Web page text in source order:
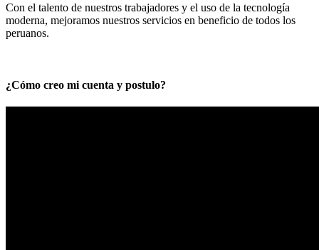
Con el talento de nuestros trabajadores y el uso de la tecnología
moderna, mejoramos nuestros servicios en beneficio de todos los
peruanos.
¿Cómo creo mi cuenta y postulo?